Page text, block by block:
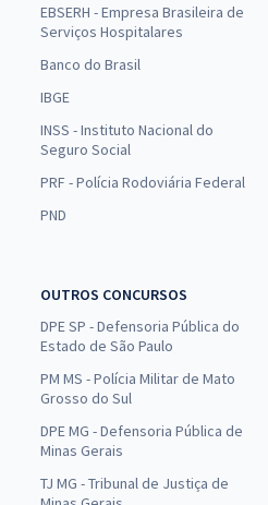
EBSERH - Empresa Brasileira de
Serviços Hospitalares
Banco do Brasil
IBGE
INSS - Instituto Nacional do
Seguro Social
PRF - Polícia Rodoviária Federal
PND
OUTROS CONCURSOS
DPE SP - Defensoria Pública do
Estado de São Paulo
PM MS - Polícia Militar de Mato
Grosso do Sul
DPE MG - Defensoria Pública de
Minas Gerais
TJ MG - Tribunal de Justiça de